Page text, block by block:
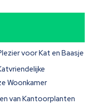
voor Kat en Baasje
Woonkamer
van Kantoorplanten